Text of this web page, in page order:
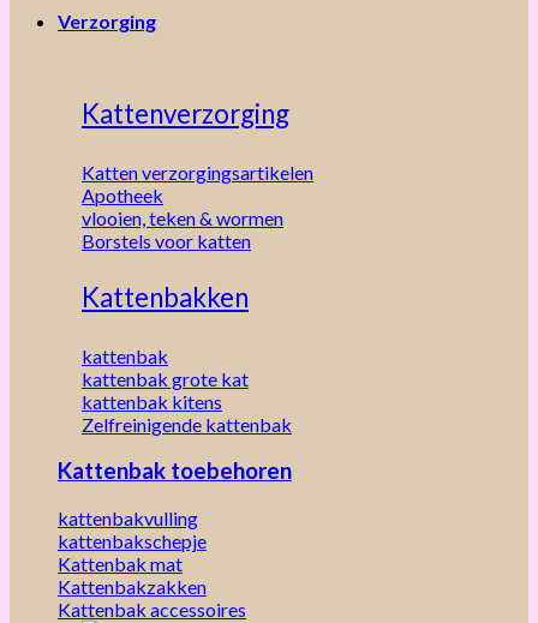
Verzorging
Kattenverzorging
Katten verzorgingsartikelen
Apotheek
vlooien, teken & wormen
Borstels voor katten
Kattenbakken
kattenbak
kattenbak grote kat
kattenbak kitens
Zelfreinigende kattenbak
Kattenbak toebehoren
kattenbakvulling
kattenbakschepje
Kattenbak mat
Kattenbakzakken
Kattenbak accessoires